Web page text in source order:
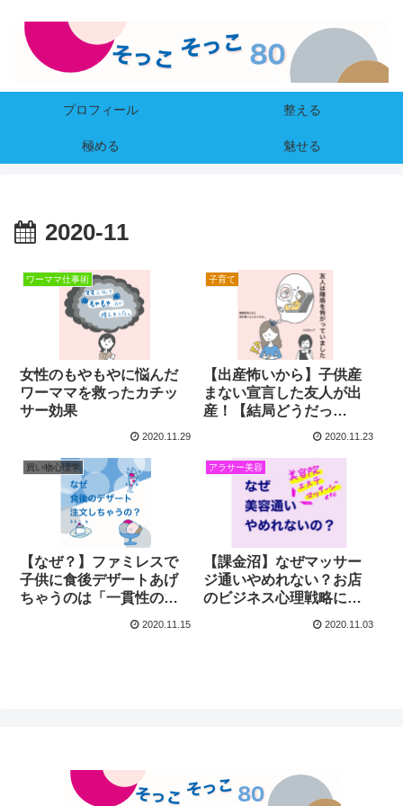
プロフィール 整える
極める 魅せる
2020-11
ワーママ仕事術
女性のもやもやに悩んだ
ワーママを救ったカチッ
サー効果
2020.11.29
子育て
【出産怖いから】子供産
まない宣言した友人が出
産！【結局どうだっ
2020.11.23
買い物心理学
【なぜ？】ファミレスで
子供に食後デザートあげ
ちゃうのは「一貫性の原
2020.11.15
アラサー美容
【課金沼】なぜマッサー
ジ通いやめれない？お店
のビジネス心理戦略にハ
2020.11.03